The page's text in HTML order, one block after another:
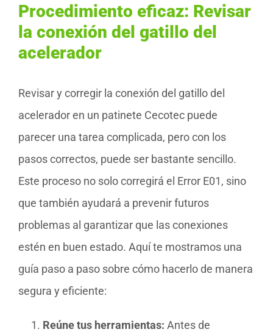
Procedimiento eficaz: Revisar
la conexión del gatillo del
acelerador
Revisar y corregir la conexión del gatillo del
acelerador en un patinete Cecotec puede
parecer una tarea complicada, pero con los
pasos correctos, puede ser bastante sencillo.
Este proceso no solo corregirá el Error E01, sino
que también ayudará a prevenir futuros
problemas al garantizar que las conexiones
estén en buen estado. Aquí te mostramos una
guía paso a paso sobre cómo hacerlo de manera
segura y eficiente:
Reúne tus herramientas: Antes de